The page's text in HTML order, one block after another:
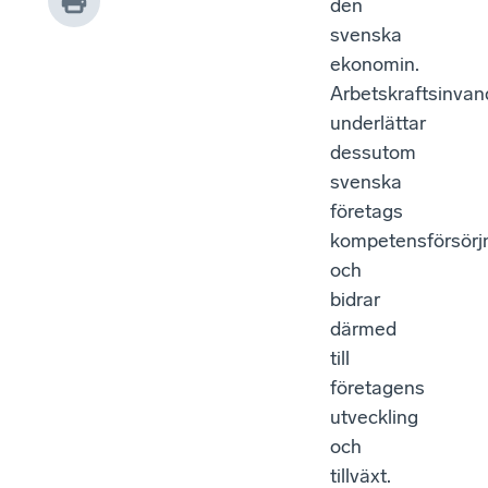
den
svenska
ekonomin.
underlättar
dessutom
svenska
företags
och
bidrar
därmed
till
företagens
utveckling
och
tillväxt.